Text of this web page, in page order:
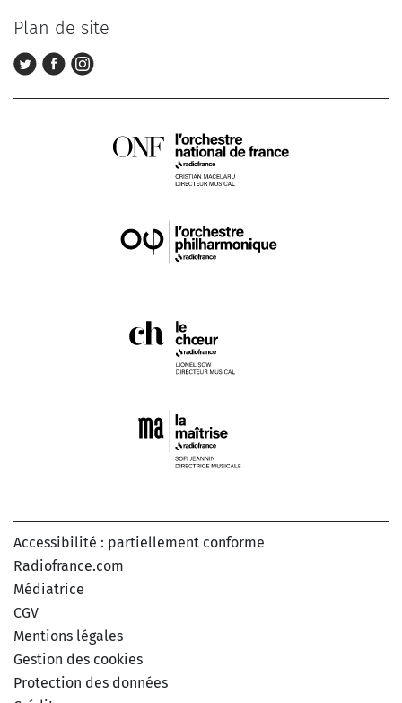
Plan de site
Accessibilité : partiellement conforme
Radiofrance.com
Médiatrice
CGV
Mentions légales
Gestion des cookies
Protection des données